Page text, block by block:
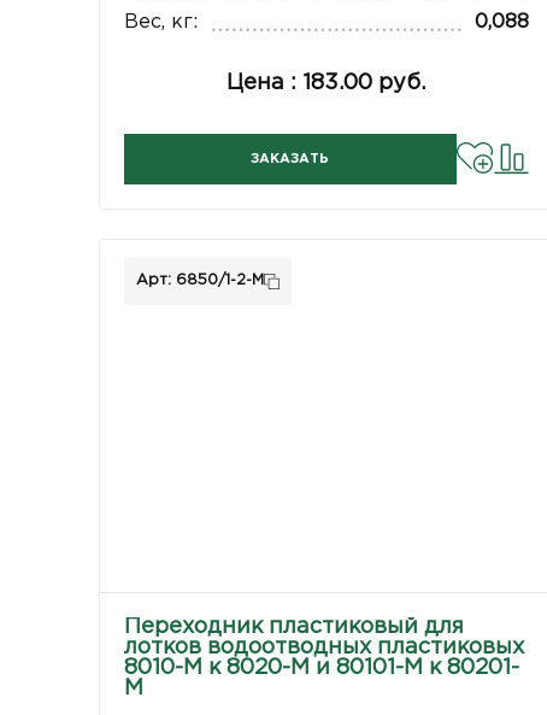
Вес, кг:
0,088
Цена : 183.00 руб.
ЗАКАЗАТЬ
Арт: 6850/1-2-M
Переходник пластиковый для
лотков водоотводных пластиковых
8010-М к 8020-М и 80101-М к 80201-
М